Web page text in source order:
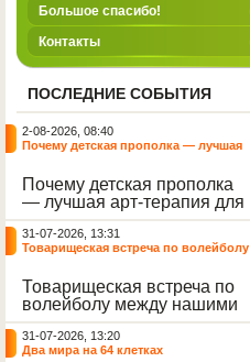
Большое спасибо!
Контакты
ПОСЛЕДНИЕ СОБЫТИЯ
2-08-2026, 08:40
Почему детская прополка — лучшая
Почему детская прополка
— лучшая арт-терапия для
воспитателя?
31-07-2026, 13:31
Товарищеская встреча по волейболу
Товарищеская встреча по
волейболу между нашими
воспитанниками и
сельскими ребятами.
31-07-2026, 13:20
Два мира на 64 клетках